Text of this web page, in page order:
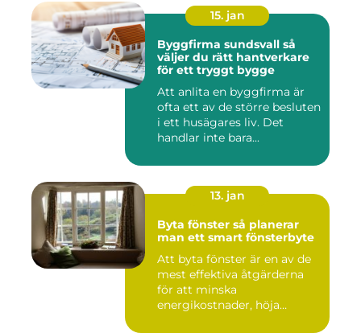
15. jan
Byggfirma sundsvall så
väljer du rätt hantverkare
för ett tryggt bygge
Att anlita en byggfirma är
ofta ett av de större besluten
i ett husägares liv. Det
handlar inte bara...
13. jan
Byta fönster så planerar
man ett smart fönsterbyte
Att byta fönster är en av de
mest effektiva åtgärderna
för att minska
energikostnader, höja